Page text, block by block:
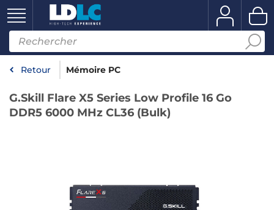
Retour Mémoire PC
G.Skill Flare X5 Series Low Profile 16 Go
DDR5 6000 MHz CL36 (Bulk)